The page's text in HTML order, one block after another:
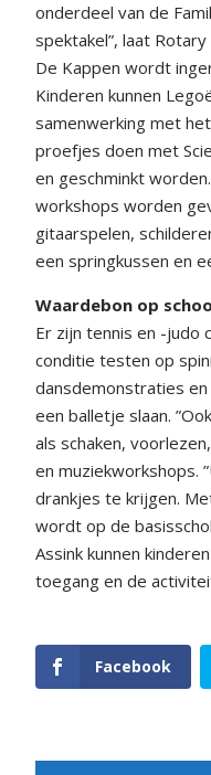
onderdeel van de
spektakel”, laat
De Kappen wordt
Kinderen kunnen
samenwerking met het
proefjes doen met
en geschminkt worden.
workshops worden
gitaarspelen,
een springkussen en
Waardebon op
Er zijn tennis en -judo
conditie testen op
dansdemonstraties en
een balletje slaan.
als schaken,
en muziekworkshops.
drankjes te krijgen.
wordt op de
Assink kunnen
toegang en de
Facebook